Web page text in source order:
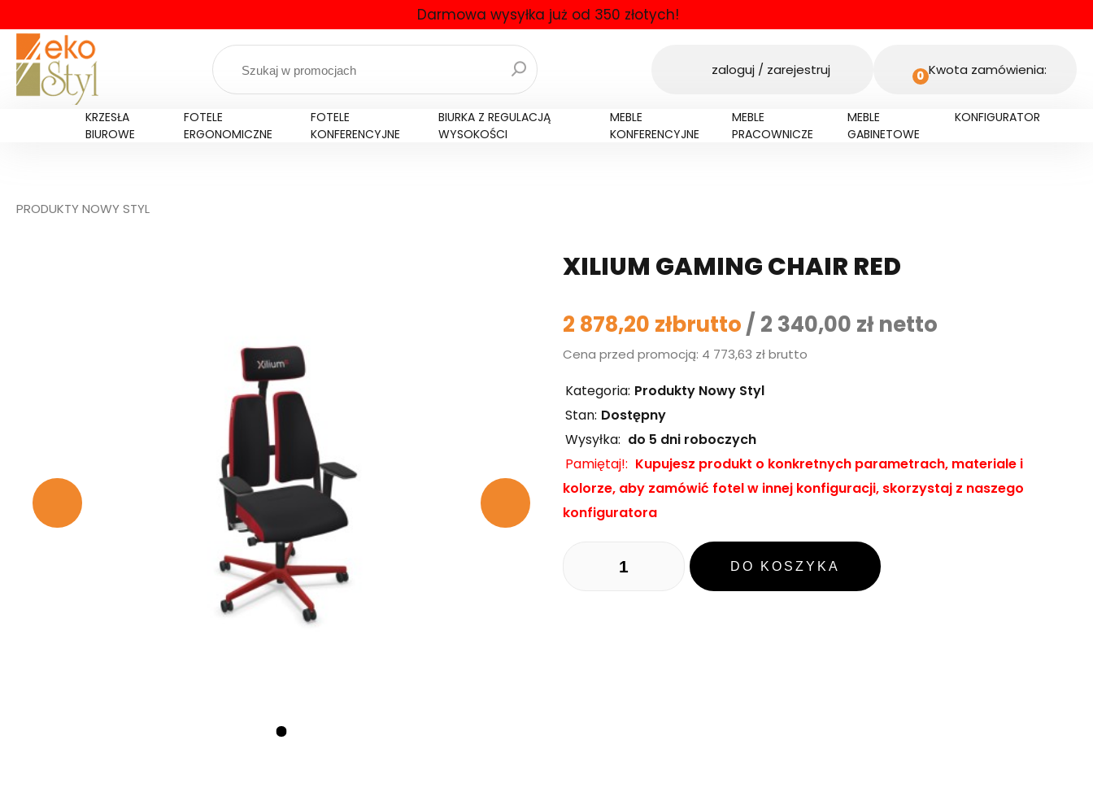
Darmowa wysyłka już od 350 złotych!
zaloguj / zarejestruj 0 Kwota zamówienia:
KRZESŁA
BIUROWE
FOTELE
ERGONOMICZNE
FOTELE
KONFERENCYJNE
BIURKA Z REGULACJĄ
WYSOKOŚCI
MEBLE
KONFERENCYJNE
MEBLE
PRACOWNICZE
MEBLE
GABINETOWE
KONFIGURATOR
PRODUKTY NOWY STYL
XILIUM GAMING CHAIR RED
2 878,20 złbrutto/ 2 340,00 zł netto
Cena przed promocją: 4 773,63 zł brutto
Kategoria: Produkty Nowy Styl
Stan: Dostępny
Wysyłka: do 5 dni roboczych
Pamiętaj!: Kupujesz produkt o konkretnych parametrach, materiale i
kolorze, aby zamówić fotel w innej konfiguracji, skorzystaj z naszego
konfiguratora
DO KOSZYKA